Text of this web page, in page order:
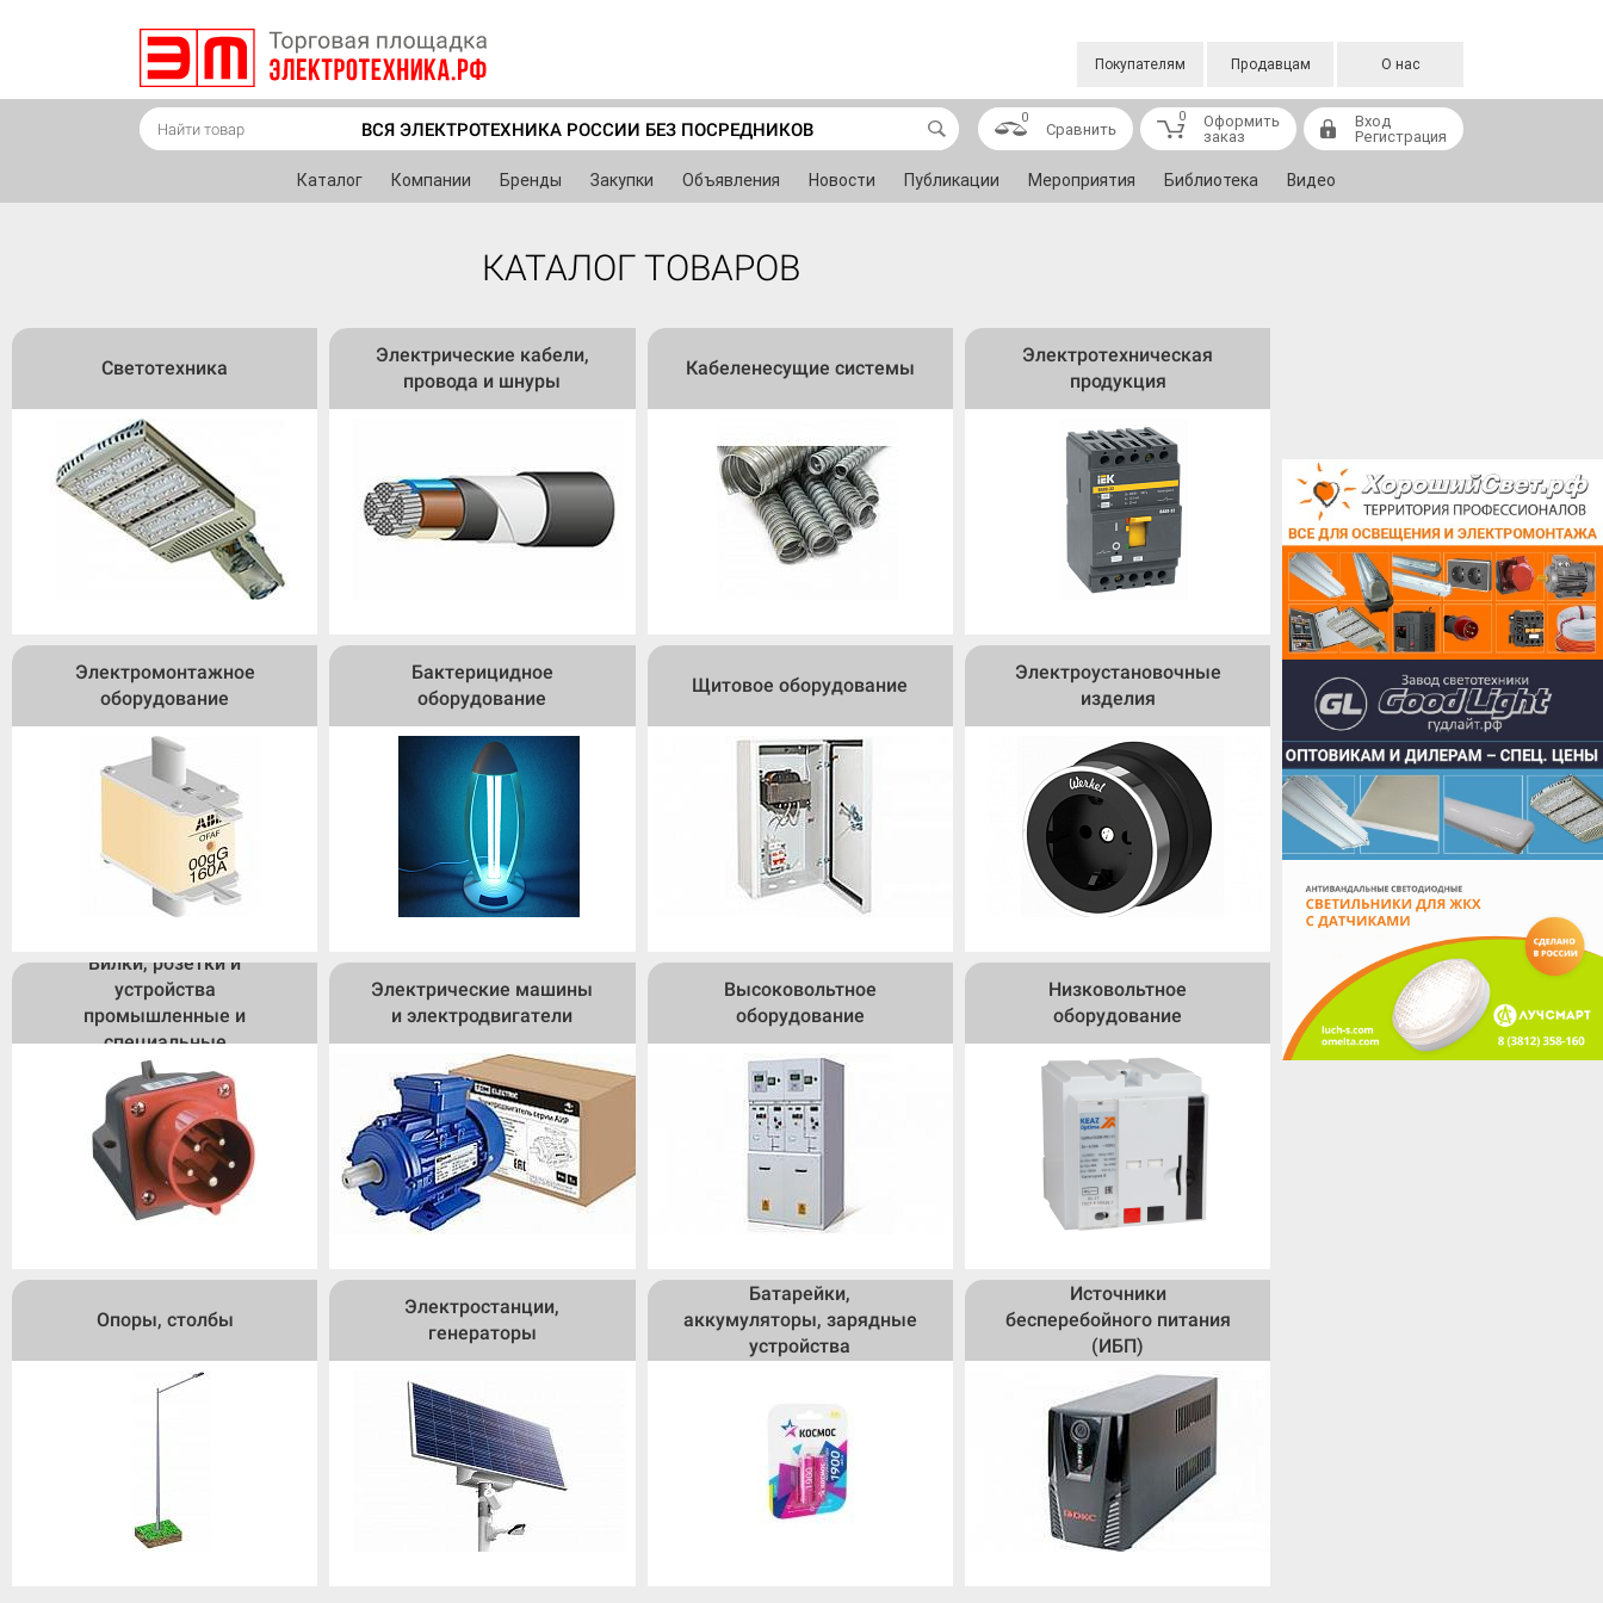
Покупателям Продавцам О нас
ВСЯ ЭЛЕКТРОТЕХНИКА РОССИИ БЕЗ ПОСРЕДНИКОВ
0
Сравнить
0
Оформить
заказ
Вход
Регистрация
Каталог Компании Бренды Закупки Объявления Новости Публикации Мероприятия Библиотека Видео
КАТАЛОГ ТОВАРОВ
Светотехника
Электрические кабели,
провода и шнуры
Кабеленесущие системы
Электротехническая
продукция
Электромонтажное
оборудование
Бактерицидное
оборудование
Щитовое оборудование
Электроустановочные
изделия
Вилки, розетки и
устройства
промышленные и
специальные
Электрические машины
и электродвигатели
Высоковольтное
оборудование
Низковольтное
оборудование
Опоры, столбы
Электростанции,
генераторы
Батарейки,
аккумуляторы, зарядные
устройства
Источники
бесперебойного питания
(ИБП)